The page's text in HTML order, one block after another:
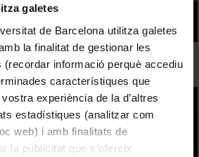
galetes
de Barcelona utilitza galetes
la finalitat de gestionar les
informació perquè accediu
característiques que
experiència de la d’altres
estadístiques (analitzar com
web) i amb finalitats de
la publicitat que s’ofereix
acadèmic 2022-2023